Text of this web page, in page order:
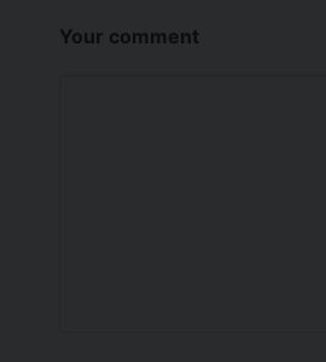
Your comment